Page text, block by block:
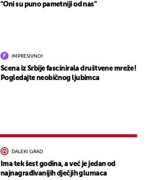
"Oni su puno pametniji od nas"
IMPRESIVNO!
Scena iz Srbije fascinirala društvene mreže!
Pogledajte neobičnog ljubimca
DALEKI GRAD
Ima tek šest godina, a već je jedan od
najnagrađivanijih dječjih glumaca